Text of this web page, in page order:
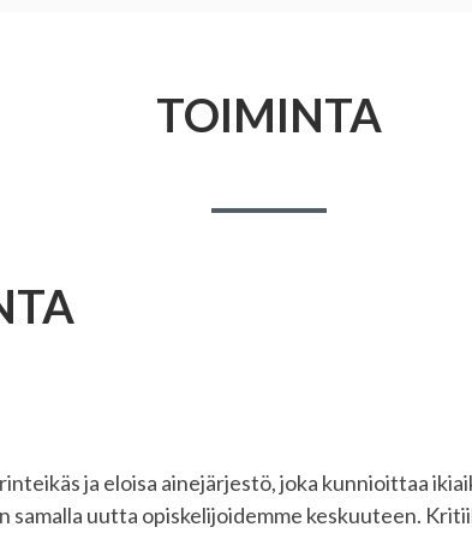
TOIMINTA
ja eloisa ainejärjestö, joka kunnioittaa
samalla uutta opiskelijoidemme keskuuteen.